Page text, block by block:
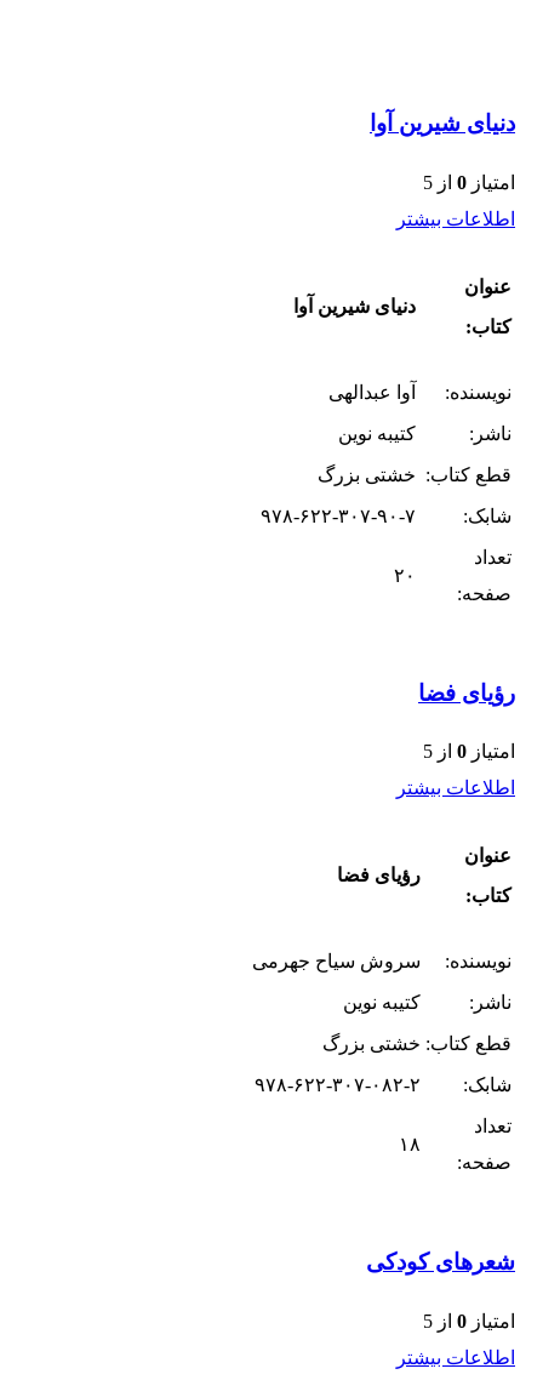
دنیای شیرین آوا
امتیاز 0 از 5
اطلاعات بیشتر
عنوان
کتاب:
دنیای شیرین آوا
نویسنده:
آوا عبدالهی
ناشر:
کتیبه نوین
قطع کتاب: خشتی بزرگ
شابک:
۹۷۸-۶۲۲-۳۰۷-۹۰-۷
تعداد
صفحه:
۲۰
رؤیای فضا
امتیاز 0 از 5
اطلاعات بیشتر
عنوان
کتاب:
رؤیای فضا
نویسنده:
سروش سیاح جهرمی
ناشر:
کتیبه نوین
قطع کتاب: خشتی بزرگ
شابک:
۹۷۸-۶۲۲-۳۰۷-۰۸۲-۲
تعداد
صفحه:
۱۸
شعرهای کودکی
امتیاز 0 از 5
اطلاعات بیشتر